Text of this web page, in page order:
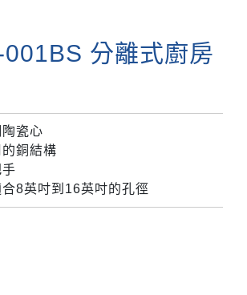
分離式廚房
瓷心
銅結構
8英吋到16英吋的孔徑